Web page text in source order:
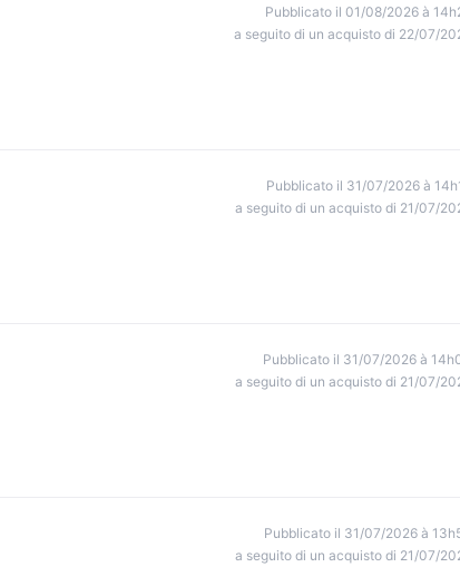
Pubblicato il 01/08/2026 à
a seguito di un acquisto di 22/07/
Pubblicato il 31/07/2026 à
a seguito di un acquisto di 21/07/
Pubblicato il 31/07/2026 à
a seguito di un acquisto di 21/07/
Pubblicato il 31/07/2026 à
a seguito di un acquisto di 21/07/